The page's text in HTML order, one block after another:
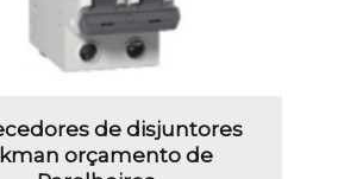
de disjuntores
orçamento de